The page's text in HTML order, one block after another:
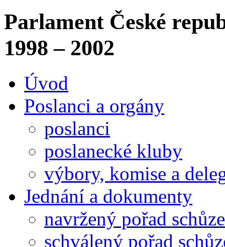
Parlament České
1998 – 2002
Úvod
Poslanci a orgány
poslanci
poslanecké kluby
výbory, komise a
Jednání a dokumenty
navržený pořad schůze
schválený pořad